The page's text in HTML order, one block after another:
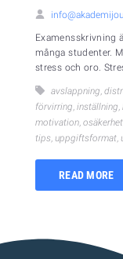
Examensskrivning
många studenter.
stress och oro.
avslappning,
förvirring, inställning,
motivation, osäkerhet
tips, uppgiftsformat,
READ MORE